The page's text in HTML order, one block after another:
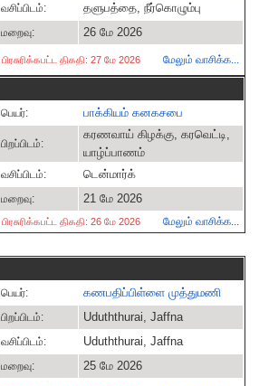
வசிப்பிடம்: தளுபத்தை, நீர்கொழும்பு
மறைவு: 26 மே 2026
பிரசுரிக்கபட்ட திகதி: 27 மே 2026 மேலும் வாசிக்க...
பெயர்:
பாக்கியம் கனகசபை
பிறப்பிடம்:
கரணவாய் கிழக்கு, கரவெட்டி,
யாழ்ப்பாணம்
வசிப்பிடம்: டென்மார்க்
மறைவு: 21 மே 2026
பிரசுரிக்கபட்ட திகதி: 26 மே 2026 மேலும் வாசிக்க...
பெயர்:
கணபதிப்பிள்ளை முத்துமணி
பிறப்பிடம்: Uduththurai, Jaffna
வசிப்பிடம்: Uduththurai, Jaffna
மறைவு: 25 மே 2026